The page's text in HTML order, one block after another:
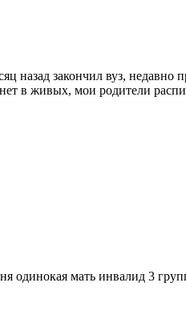
назад закончил вуз,
в живых, мои родители
одинокая мать инвалид 3